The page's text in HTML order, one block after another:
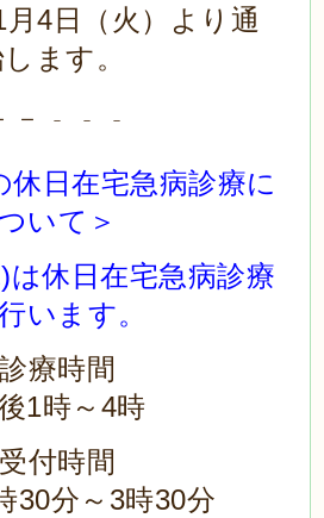
月4日（火）より通
ます。
ー － － －
休日在宅急病診療に
ついて＞
は休日在宅急病診療
います。
診療時間
1時～4時
受付時間
30分～3時30分